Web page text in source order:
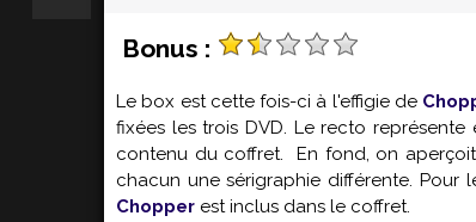
Bonus :
Le box est cette fois-ci à l'effigie de
fixées les trois DVD. Le recto
contenu du coffret. En fond, on
chacun une sérigraphie différente. Pour
Chopper est inclus dans le coffret.